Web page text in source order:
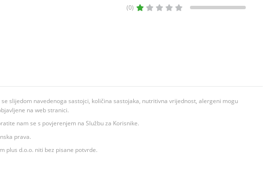
(0)
slijedom navedenoga sastojci, količina sastojaka, nutritivna vrijednost, alergeni mogu
na web stranici.
nam se s povjerenjem na Službu za Korisnike.
prava.
plus d.o.o. niti bez pisane potvrde.